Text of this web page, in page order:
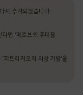
시 추가되었습니다.
다면 '메르브의 휴대용
'파트리지오의 의상 가방'을